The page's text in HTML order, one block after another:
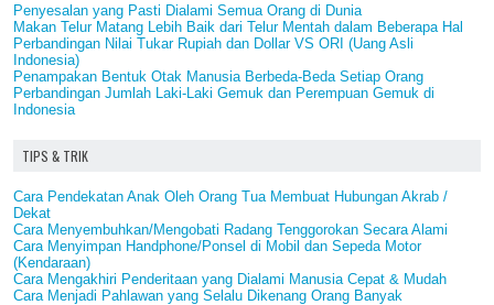
Penyesalan yang Pasti Dialami Semua Orang di Dunia
Makan Telur Matang Lebih Baik dari Telur Mentah dalam Beberapa Hal
Perbandingan Nilai Tukar Rupiah dan Dollar VS ORI (Uang Asli
Indonesia)
Penampakan Bentuk Otak Manusia Berbeda-Beda Setiap Orang
Perbandingan Jumlah Laki-Laki Gemuk dan Perempuan Gemuk di
Indonesia
TIPS & TRIK
Cara Pendekatan Anak Oleh Orang Tua Membuat Hubungan Akrab /
Dekat
Cara Menyembuhkan/Mengobati Radang Tenggorokan Secara Alami
Cara Menyimpan Handphone/Ponsel di Mobil dan Sepeda Motor
(Kendaraan)
Cara Mengakhiri Penderitaan yang Dialami Manusia Cepat & Mudah
Cara Menjadi Pahlawan yang Selalu Dikenang Orang Banyak